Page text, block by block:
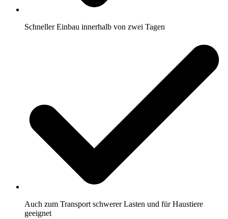
Schneller Einbau innerhalb von zwei Tagen
Auch zum Transport schwerer Lasten und für Haustiere
geeignet